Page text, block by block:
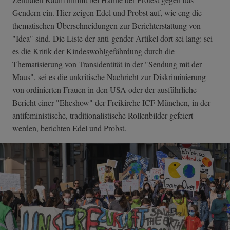
Gendern ein. Hier zeigen Edel und Probst auf, wie eng die
thematischen Überschneidungen zur Berichterstattung von
"Idea" sind. Die Liste der anti-gender Artikel dort sei lang: sei
es die Kritik der Kindeswohlgefährdung durch die
Thematisierung von Transidentität in der "Sendung mit der
Maus", sei es die unkritische Nachricht zur Diskriminierung
von ordinierten Frauen in den USA oder der ausführliche
Bericht einer "Eheshow" der Freikirche ICF München, in der
antifeministische, traditionalistische Rollenbilder gefeiert
werden, berichten Edel und Probst.